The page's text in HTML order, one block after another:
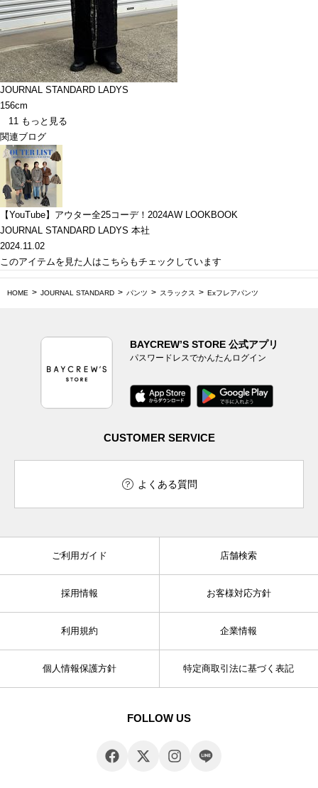
JOURNAL STANDARD LADYS
156cm
11 もっと見る
関連ブログ
【YouTube】アウター全25コーデ！2024AW LOOKBOOK
JOURNAL STANDARD LADYS 本社
2024.11.02
このアイテムを見た人はこちらもチェックしています
HOME JOURNAL STANDARD パンツ スラックス Exフレアパンツ
BAYCREW’S STORE 公式アプリ
パスワードレスでかんたんログイン
CUSTOMER SERVICE
よくある質問
ご利用ガイド 店舗検索
採用情報 お客様対応方針
利用規約 企業情報
個人情報保護方針 特定商取引法に基づく表記
FOLLOW US